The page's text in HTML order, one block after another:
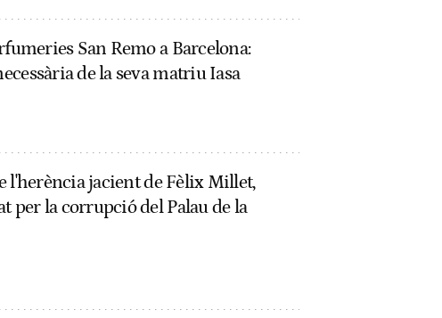
San Remo a Barcelona:
de la seva matriu Iasa
l'herència jacient de Fèlix Millet,
per la corrupció del Palau de la